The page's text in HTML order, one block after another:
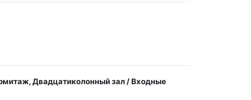
Двадцатиколонный зал / Входные